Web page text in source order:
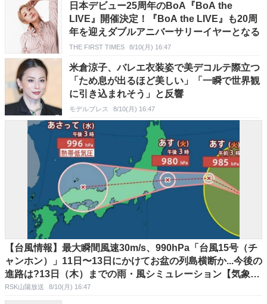
日本デビュー25周年のBoA『BoA the
LIVE』開催決定！『BoA the LIVE』も20周
年を迎えダブルアニバーサリーイヤーとなる
THE FIRST TIMES 8/10(月) 16:47
米倉涼子、バレエ衣装姿で美デコルテ際立つ
「ため息が出るほど美しい」「一瞬で世界観
に引き込まれそう」と反響
モデルプレス 8/10(月) 16:47
【台風情報】最大瞬間風速30m/s、990hPa「台風15号（チ
ャンホン）」11日〜13日にかけてお盆の列島横断か...今後の
進路は?13日（木）までの雨・風シミュレーション【気象庁
10日午後3時50分発表】
RSK山陽放送 8/10(月) 16:47